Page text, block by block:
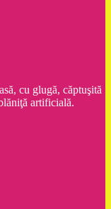
cu glugă, căptuşită
artificială.